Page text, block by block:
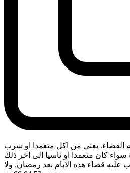
القضاء. يعني من اكل متعمدا او شرب
سواء كان متعمدا او ناسيا الى اخر ذلك
قضاء هذه الايام بعد رمضان. ولا